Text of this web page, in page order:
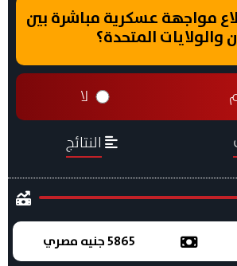
مواجهة عسكرية مباشرة بين
والولايات المتحدة؟
لا
النتائج
5865 جنيه مصري